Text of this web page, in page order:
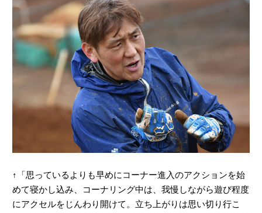
↑「思っているよりも早めにコーナー進入のアクションを始
めて寝かし込み、コーナリング中は、我慢しながら遊び程度
にアクセルをじんわり開けて。立ち上がりは思い切り行こ